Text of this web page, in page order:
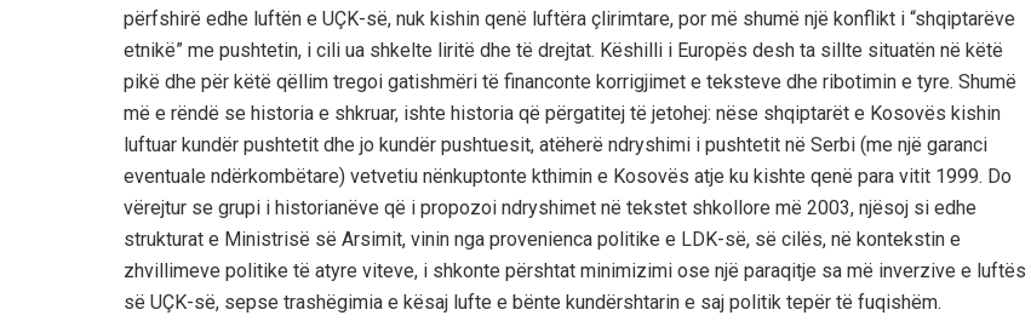
përfshirë edhe luftën e UÇK-së, nuk kishin qenë luftëra çlirimtare, por më shumë një konflikt i “shqiptarëve
etnikë” me pushtetin, i cili ua shkelte liritë dhe të drejtat. Këshilli i Europës desh ta sillte situatën në këtë
pikë dhe për këtë qëllim tregoi gatishmëri të financonte korrigjimet e teksteve dhe ribotimin e tyre. Shumë
më e rëndë se historia e shkruar, ishte historia që përgatitej të jetohej: nëse shqiptarët e Kosovës kishin
luftuar kundër pushtetit dhe jo kundër pushtuesit, atëherë ndryshimi i pushtetit në Serbi (me një garanci
eventuale ndërkombëtare) vetvetiu nënkuptonte kthimin e Kosovës atje ku kishte qenë para vitit 1999. Do
vërejtur se grupi i historianëve që i propozoi ndryshimet në tekstet shkollore më 2003, njësoj si edhe
strukturat e Ministrisë së Arsimit, vinin nga provenienca politike e LDK-së, së cilës, në kontekstin e
zhvillimeve politike të atyre viteve, i shkonte përshtat minimizimi ose një paraqitje sa më inverzive e luftës
së UÇK-së, sepse trashëgimia e kësaj lufte e bënte kundërshtarin e saj politik tepër të fuqishëm.